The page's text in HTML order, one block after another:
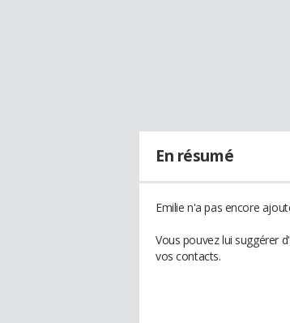
En résumé
Emilie n'a pas encore
Vous pouvez lui suggérer
vos contacts.